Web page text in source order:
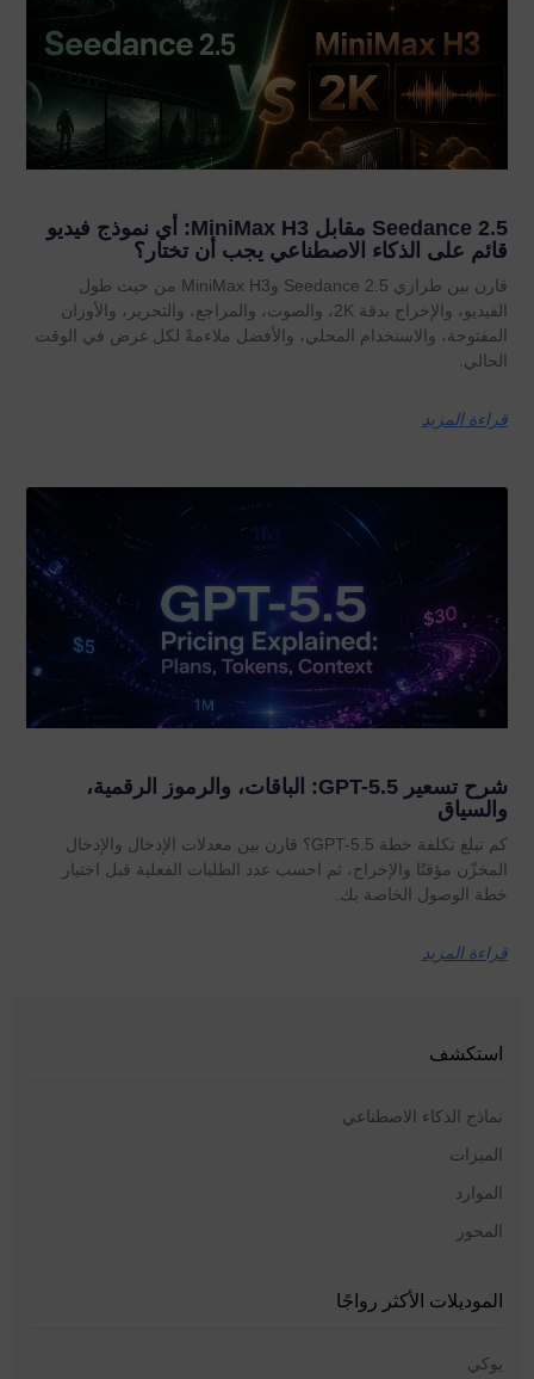
Seedance 2.5 مقابل MiniMax H3: أي نموذج فيديو
قائم على الذكاء الاصطناعي يجب أن تختار؟
قارن بين طرازي Seedance 2.5 وMiniMax H3 من حيث طول
الفيديو، والإخراج بدقة 2K، والصوت، والمراجع، والتحرير، والأوزان
المفتوحة، والاستخدام المحلي، والأفضل ملاءمةً لكل غرض في الوقت
الحالي.
قراءة المزيد
شرح تسعير GPT-5.5: الباقات، والرموز الرقمية،
والسياق
كم تبلغ تكلفة خطة GPT-5.5؟ قارن بين معدلات الإدخال والإدخال
المخزّن مؤقتًا والإخراج، ثم احسب عدد الطلبات الفعلية قبل اختيار
خطة الوصول الخاصة بك.
قراءة المزيد
استكشف
نماذج الذكاء الاصطناعي
الميزات
الموارد
المحور
الموديلات الأكثر رواجًا
يوكي